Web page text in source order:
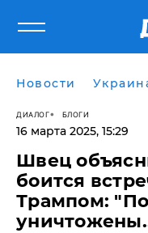
Новости
ДИАЛОГ БЛОГИ
16 марта 2025, 15:29
Швец
боится
Трампом: